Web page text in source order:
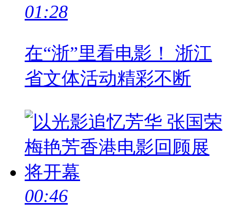
01:28
在“浙”里看电影！ 浙江
省文体活动精彩不断
00:46